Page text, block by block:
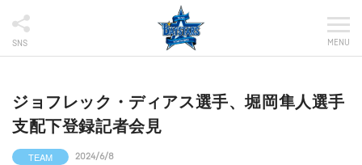
SNS MENU
ジョフレック・ディアス選手、堀岡隼人選手
支配下登録記者会見
TEAM 2024/6/8